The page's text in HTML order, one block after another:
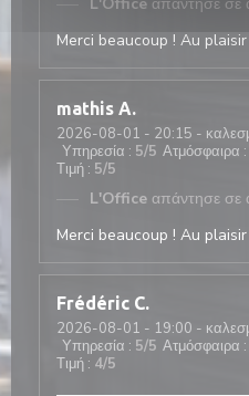
Merci beaucoup ! Au
mathis A
2026-08-01 - 20:15 -
Υπηρεσία : 5/5 Ατμόσφαιρα :
Τιμή : 5/5
L'Office απάντησε σε
Merci beaucoup ! Au
Frédéric C
2026-08-01 - 19:00 -
Υπηρεσία : 5/5 Ατμόσφαιρα :
Τιμή : 4/5